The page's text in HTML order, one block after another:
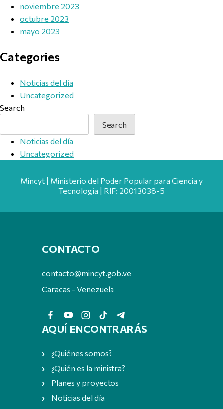
noviembre 2023
octubre 2023
mayo 2023
Categories
Noticias del día
Uncategorized
Search
Search
Noticias del día
Uncategorized
Mincyt | Ministerio del Poder Popular para Ciencia y
Tecnología | RIF: 20013038-5
CONTACTO
contacto@mincyt.gob.ve
Caracas - Venezuela
AQUÍ ENCONTRARÁS
¿Quiénes somos?
¿Quién es la ministra?
Planes y proyectos
Noticias del día